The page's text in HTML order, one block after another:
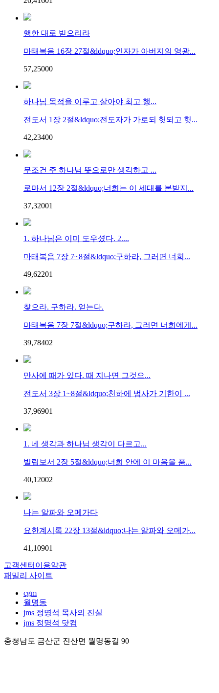
행한 대로 받으리라
마태복음 16장 27절&ldquo;인자가 아버지의 영광...
57,25000
하나님 목적을 이루고 살아야 최고 행...
전도서 1장 2절&ldquo;전도자가 가로되 헛되고 헛...
42,23400
무조건 주 하나님 뜻으로만 생각하고 ...
로마서 12장 2절&ldquo;너희는 이 세대를 본받지...
37,32001
1. 하나님은 이미 도우셨다. 2....
마태복음 7장 7~8절&ldquo;구하라, 그러면 너희...
49,62201
찾으라. 구하라. 얻는다.
마태복음 7장 7절&ldquo;구하라, 그러면 너희에게...
39,78402
만사에 때가 있다. 때 지나면 그것으...
전도서 3장 1~8절&ldquo;천하에 범사가 기한이 ...
37,96901
1. 네 생각과 하나님 생각이 다르고...
빌립보서 2장 5절&ldquo;너희 안에 이 마음을 품...
40,12002
나는 알파와 오메가다
요한계시록 22장 13절&ldquo;나는 알파와 오메가...
41,10901
고객센터 이용약관
패밀리 사이트
cgm
월명동
jms 정명석 목사의 진실
jms 정명석 닷컴
충청남도 금산군 진산면 월명동길 90